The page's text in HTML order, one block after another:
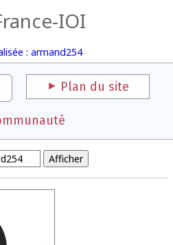
IOI
: armand254
Plan du site